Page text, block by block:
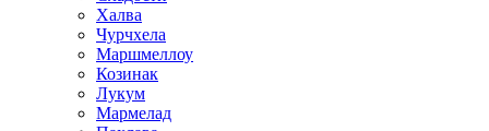
Халва
Чурчхела
Маршмеллоу
Козинак
Лукум
Мармелад